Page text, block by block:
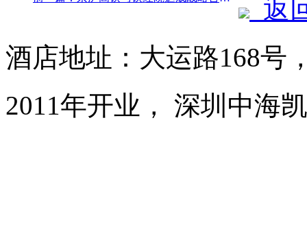
返
酒店地址：大运路168号
2011年开业， 深圳中